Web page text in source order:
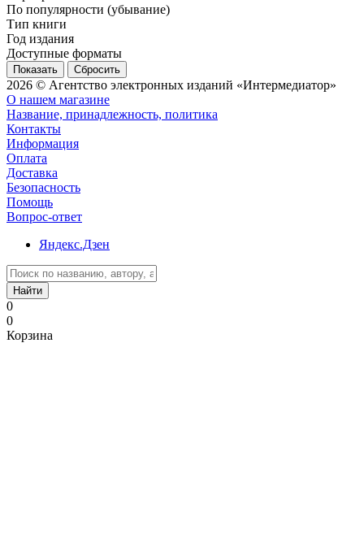
По популярности (убывание)
Тип книги
Год издания
Доступные форматы
Сбросить
2026 © Агентство электронных изданий «Интермедиатор»
О нашем магазине
Название, принадлежность, политика
Контакты
Информация
Оплата
Доставка
Безопасность
Помощь
Вопрос-ответ
Яндекс.Дзен
Найти
0
0
Корзина